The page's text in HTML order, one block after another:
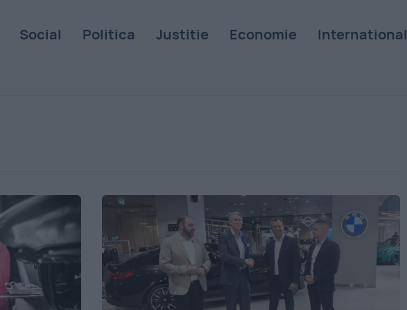
Social Politica Justitie Economie International